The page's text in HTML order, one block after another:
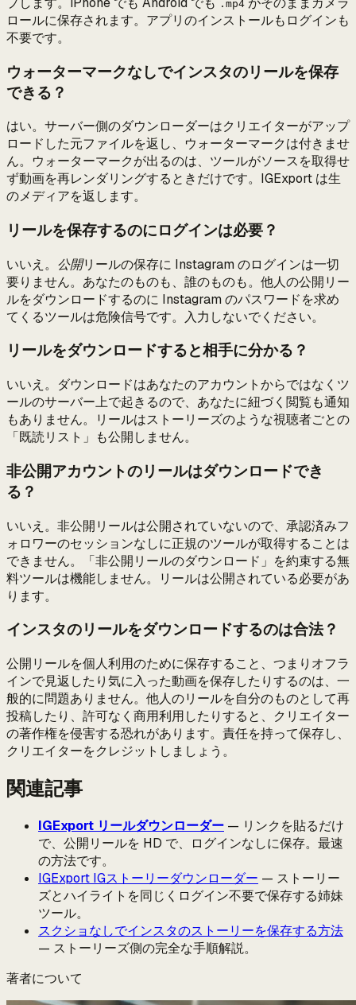
.mp4
ロールに保存されます。アプリのインストールもログインも
不要です。
ウォーターマークなしでインスタのリールを保存
できる？
はい。サーバー側のダウンローダーはクリエイターがアップ
ロードした元ファイルを返し、ウォーターマークは付きませ
ん。ウォーターマークが出るのは、ツールがソースを取得せ
ず動画を再レンダリングするときだけです。IGExport は生
のメディアを返します。
リールを保存するのにログインは必要？
いいえ。 公開リールの保存に Instagram のログインは一切
要りません。あなたのものも、誰のものも。他人の公開リー
ルをダウンロードするのに Instagram のパスワードを求め
てくるツールは危険信号です。入力しないでください。
リールをダウンロードすると相手に分かる？
いいえ。ダウンロードはあなたのアカウントからではなくツ
ールのサーバー上で起きるので、あなたに紐づく閲覧も通知
もありません。リールはストーリーズのような視聴者ごとの
「既読リスト」も公開しません。
非公開アカウントのリールはダウンロードでき
る？
いいえ。非公開リールは公開されていないので、承認済みフ
ォロワーのセッションなしに正規のツールが取得することは
できません。「非公開リールのダウンロード」を約束する無
料ツールは機能しません。リールは公開されている必要があ
ります。
インスタのリールをダウンロードするのは合法？
公開リールを個人利用のために保存すること、つまりオフラ
インで見返したり気に入った動画を保存したりするのは、一
般的に問題ありません。他人のリールを自分のものとして再
投稿したり、許可なく商用利用したりすると、クリエイター
の著作権を侵害する恐れがあります。責任を持って保存し、
クリエイターをクレジットしましょう。
関連記事
IGExport リールダウンローダー — リンクを貼るだけ
で、公開リールを HD で、ログインなしに保存。最速
の方法です。
IGExport IGストーリーダウンローダー — ストーリー
ズとハイライトを同じくログイン不要で保存する姉妹
ツール。
スクショなしでインスタのストーリーを保存する方法
— ストーリーズ側の完全な手順解説。
著者について